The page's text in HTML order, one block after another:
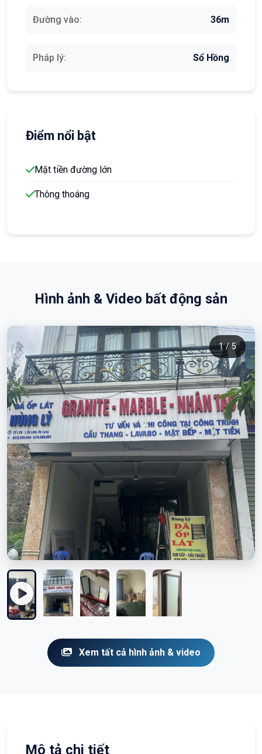
Đường vào: 36m
Pháp lý: Sổ Hồng
Điểm nổi bật
Mặt tiền đường lớn
Thông thoáng
Hình ảnh & Video bất động sản
1 / 5
Xem tất cả hình ảnh & video
Mô tả chi tiết